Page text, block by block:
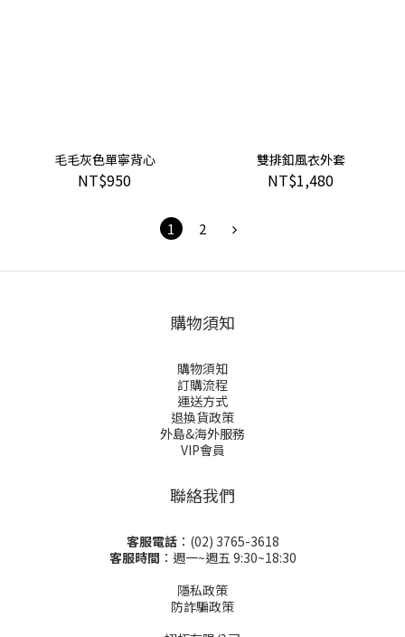
毛毛灰色單寧背心
NT$950
雙排釦風衣外套
NT$1,480
1 2
購物須知
購物須知
訂購流程
運送方式
退換貨政策
外島&海外服務
VIP會員
聯絡我們
客服電話：(02) 3765-3618
客服時間 ：週一~週五 9:30~18:30
隱私政策
防詐騙政策